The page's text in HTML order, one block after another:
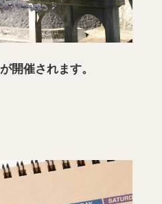
開催されます。